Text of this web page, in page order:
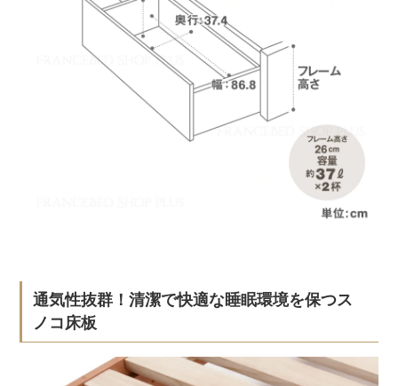
通気性抜群！清潔で快適な睡眠環境を保つス
ノコ床板